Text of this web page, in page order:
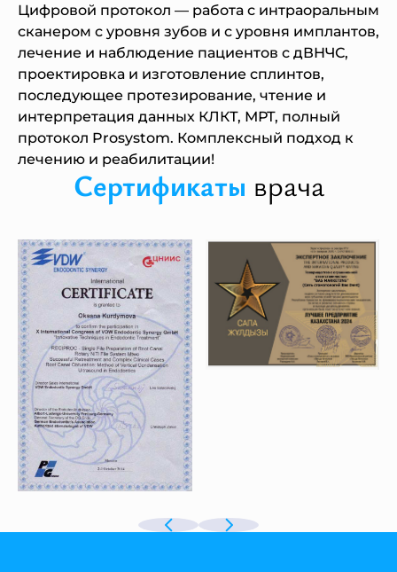
Цифровой протокол — работа с интраоральным
сканером с уровня зубов и с уровня имплантов,
лечение и наблюдение пациентов с дВНЧС,
проектировка и изготовление сплинтов,
последующее протезирование, чтение и
интерпретация данных КЛКТ, МРТ, полный
протокол Prosystom. Комплексный подход к
лечению и реабилитации!
Сертификаты врача